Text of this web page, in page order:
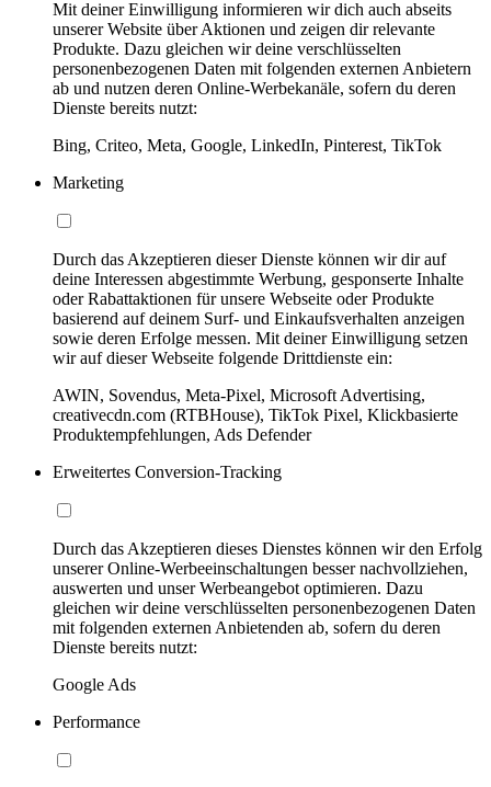
Mit deiner Einwilligung informieren wir dich auch abseits
unserer Website über Aktionen und zeigen dir relevante
Produkte. Dazu gleichen wir deine verschlüsselten
personenbezogenen Daten mit folgenden externen Anbietern
ab und nutzen deren Online-Werbekanäle, sofern du deren
Dienste bereits nutzt:
Bing, Criteo, Meta, Google, LinkedIn, Pinterest, TikTok
Marketing
Durch das Akzeptieren dieser Dienste können wir dir auf
deine Interessen abgestimmte Werbung, gesponserte Inhalte
oder Rabattaktionen für unsere Webseite oder Produkte
basierend auf deinem Surf- und Einkaufsverhalten anzeigen
sowie deren Erfolge messen. Mit deiner Einwilligung setzen
wir auf dieser Webseite folgende Drittdienste ein:
AWIN, Sovendus, Meta-Pixel, Microsoft Advertising,
creativecdn.com (RTBHouse), TikTok Pixel, Klickbasierte
Produktempfehlungen, Ads Defender
Erweitertes Conversion-Tracking
Durch das Akzeptieren dieses Dienstes können wir den Erfolg
unserer Online-Werbeeinschaltungen besser nachvollziehen,
auswerten und unser Werbeangebot optimieren. Dazu
gleichen wir deine verschlüsselten personenbezogenen Daten
mit folgenden externen Anbietenden ab, sofern du deren
Dienste bereits nutzt:
Google Ads
Performance